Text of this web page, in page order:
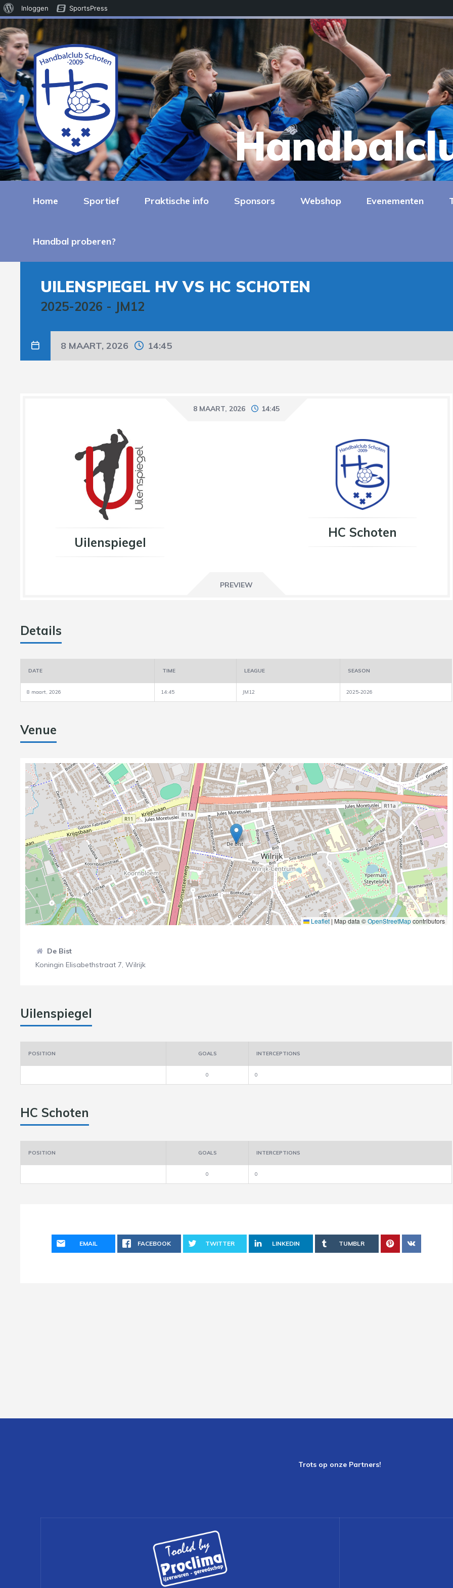
Home Sportief Praktische info Sponsors Webshop Evenementen
Handbal proberen?
UILENSPIEGEL HV VS HC SCHOTEN
2025-2026 - JM12
8 MAART, 2026 14:45
8 MAART, 2026 14:45
Uilenspiegel
HC Schoten
PREVIEW
Details
DATE TIME LEAGUE SEASON
8 maart, 2026 14:45 JM12 2025-2026
Venue
Leaflet | Map data ©OpenStreetMapcontributors
De Bist
Koningin Elisabethstraat 7, Wilrijk
Uilenspiegel
POSITION GOALS INTERCEPTIONS
0 0
HC Schoten
POSITION GOALS INTERCEPTIONS
0 0
EMAIL FACEBOOK TWITTER LINKEDIN TUMBLR
Trots op onze Partners!
Over
WordPress
Inloggen
SportsPress